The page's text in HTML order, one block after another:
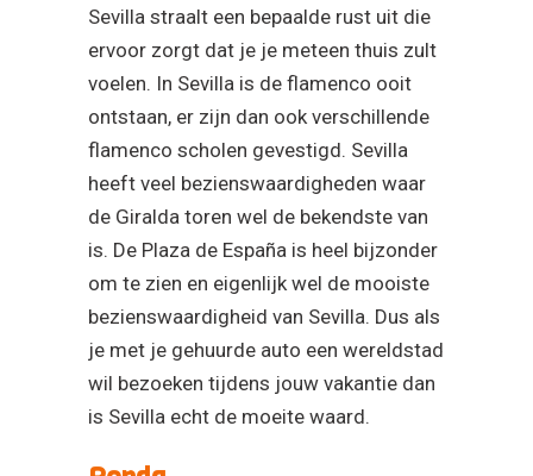
Sevilla straalt een bepaalde rust uit die
ervoor zorgt dat je je meteen thuis zult
voelen. In Sevilla is de flamenco ooit
ontstaan, er zijn dan ook verschillende
flamenco scholen gevestigd. Sevilla
heeft veel bezienswaardigheden waar
de Giralda toren wel de bekendste van
is. De Plaza de España is heel bijzonder
om te zien en eigenlijk wel de mooiste
bezienswaardigheid van Sevilla. Dus als
je met je gehuurde auto een wereldstad
wil bezoeken tijdens jouw vakantie dan
is Sevilla echt de moeite waard.